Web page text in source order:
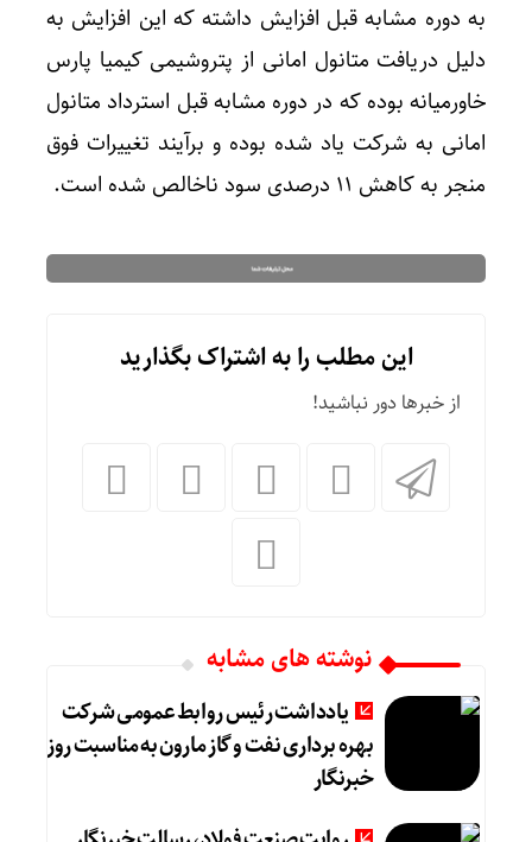
به دوره مشابه قبل افزایش داشته که این افزایش به
دلیل دریافت متانول امانی از پتروشیمی کیمیا پارس
خاورمیانه بوده که در دوره مشابه قبل استرداد متانول
امانی به شرکت یاد شده بوده و برآیند تغییرات فوق
منجر به کاهش ۱۱ درصدی سود ناخالص شده است.
این مطلب را به اشتراک بگذارید
از خبرها دور نباشید!
نوشته های مشابه
یادداشت رئیس روابط عمومی شرکت
بهره برداری نفت و گاز مارون به مناسبت روز
خبرنگار